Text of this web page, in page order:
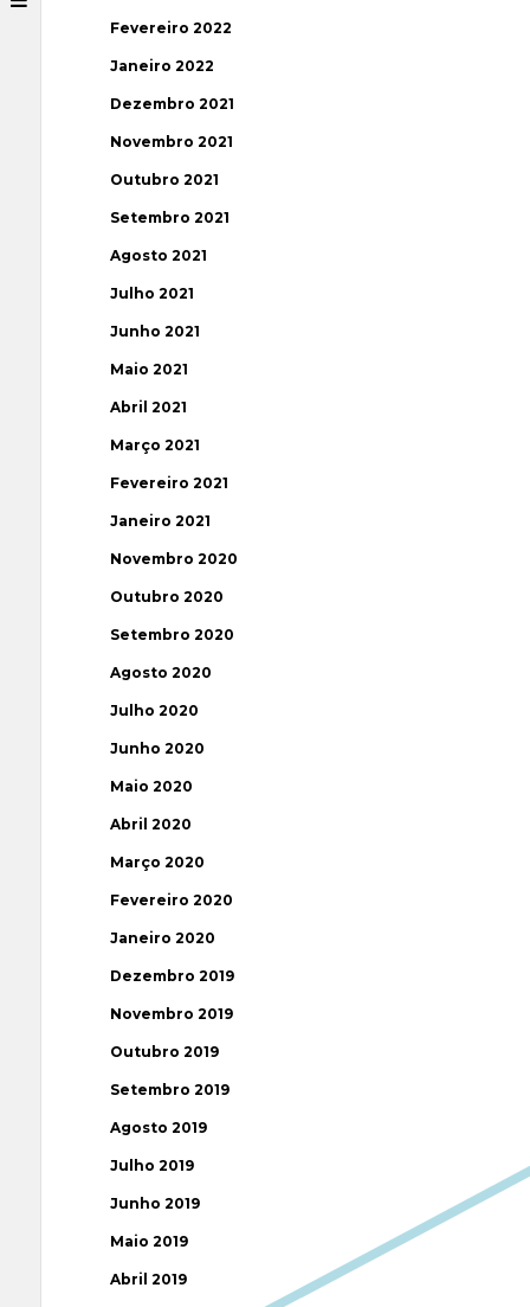
Fevereiro 2022
Janeiro 2022
Dezembro 2021
Novembro 2021
Outubro 2021
Setembro 2021
Agosto 2021
Julho 2021
Junho 2021
Maio 2021
Abril 2021
Março 2021
Fevereiro 2021
Janeiro 2021
Novembro 2020
Outubro 2020
Setembro 2020
Agosto 2020
Julho 2020
Junho 2020
Maio 2020
Abril 2020
Março 2020
Fevereiro 2020
Janeiro 2020
Dezembro 2019
Novembro 2019
Outubro 2019
Setembro 2019
Agosto 2019
Julho 2019
Junho 2019
Maio 2019
Abril 2019